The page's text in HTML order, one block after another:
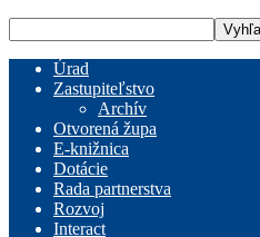
Úrad
Zastupiteľstvo
Archív
Otvorená župa
E-knižnica
Dotácie
Rada partnerstva
Rozvoj
Interact